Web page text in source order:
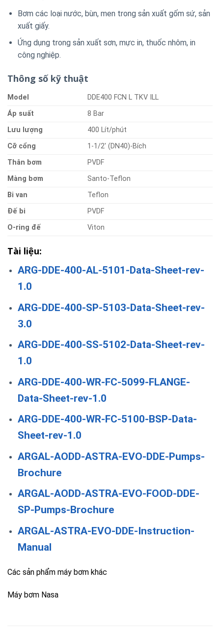
Bơm các loại nước, bùn, men trong sản xuất gốm sứ, sản
xuất giấy.
Ứng dụng trong sản xuất sơn, mực in, thuốc nhôm, in
công nghiệp.
Thông số kỹ thuật
Model
DDE400 FCN L TKV ILL
Áp suất
8 Bar
Lưu lượng
400 Lít/phút
Cỡ cổng
1-1/2′ (DN40)-Bích
Thân bơm
PVDF
Màng bơm
Santo-Teflon
Bi van
Teflon
Đế bi
PVDF
O-ring đế Viton
Tài liệu:
ARG-DDE-400-AL-5101-Data-Sheet-rev-
1.0
ARG-DDE-400-SP-5103-Data-Sheet-rev-
3.0
ARG-DDE-400-SS-5102-Data-Sheet-rev-
1.0
ARG-DDE-400-WR-FC-5099-FLANGE-
Data-Sheet-rev-1.0
ARG-DDE-400-WR-FC-5100-BSP-Data-
Sheet-rev-1.0
ARGAL-AODD-ASTRA-EVO-DDE-Pumps-
Brochure
ARGAL-AODD-ASTRA-EVO-FOOD-DDE-
SP-Pumps-Brochure
ARGAL-ASTRA-EVO-DDE-Instruction-
Manual
Các sản phẩm máy bơm khác
Máy bơm Nasa